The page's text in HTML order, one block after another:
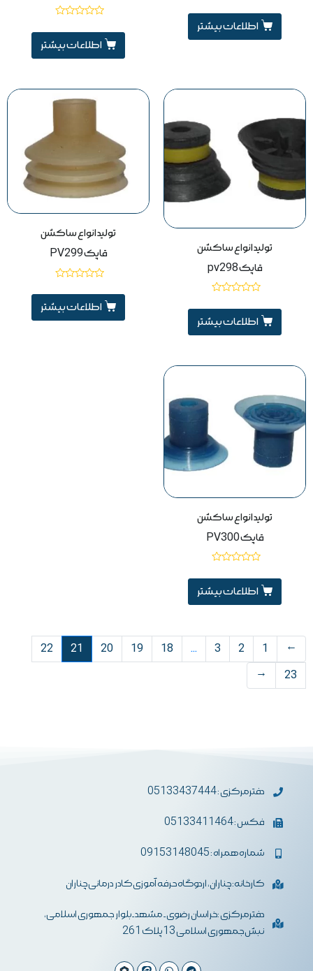
0
از
5اطلاعات بیشتر
0
از
5اطلاعات بیشتر
تولید انواع ساکشن
قاپک pv298
0
از
5اطلاعات بیشتر
تولید انواع ساکشن
قاپک PV299
0
از
5اطلاعات بیشتر
تولید انواع ساکشن
قاپک PV300
0
از
5اطلاعات بیشتر
→
1
2
3
…
18
19
20
21
22
23
←
دفترمرکزی : 05133437444
فکس : 05133411464
شماره همراه : 09153148045
کارخانه: چناران، اردوگاه حرفه آموزی کادر درمانی چناران
دفترمرکزی :خراسان رضوی- مشهد-بلوار جمهوری اسلامی،
نبش جمهوری اسلامی 13 پلاک 261